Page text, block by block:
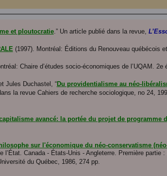
et ploutocratie.” Un article publié dans la revue,
(1997). Montréal: Éditions du Renouveau québécois
Chaire d’études socio-économiques de l’UQAM.
Jules Duchastel, “Du providentialisme au néo-
la revue Cahiers de recherche sociologique, no 24,
avancé: la portée du projet de programme
sur l'économique du néo-conservatisme
l’État. Canada - États-Unis - Angleterre. Première
du Québec, 1986, 274 pp.